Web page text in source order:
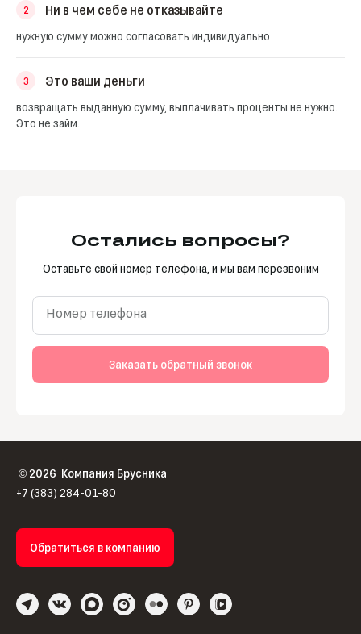
2 Ни в чем себе не отказывайте
нужную сумму можно согласовать индивидуально
3 Это ваши деньги
возвращать выданную сумму, выплачивать проценты не нужно.
Это не займ.
Остались вопросы?
Оставьте свой номер телефона, и мы вам перезвоним
Номер телефона
Заказать обратный звонок
©2026 Компания Брусника
+7 (383) 284-01-80
Обратиться в компанию